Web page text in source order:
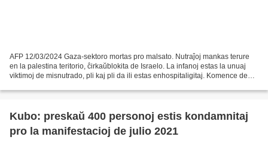
AFP 12/03/2024 Gaza-sektoro mortas pro malsato. Nutraĵoj mankas terure
en la palestina teritorio, ĉirkaŭblokita de Israelo. La infanoj estas la unuaj
viktimoj de misnutrado, pli kaj pli da ili estas enhospitaligitaj. Komence de
Kubo: preskaŭ 400 personoj estis kondamnitaj
pro la manifestacioj de julio 2021